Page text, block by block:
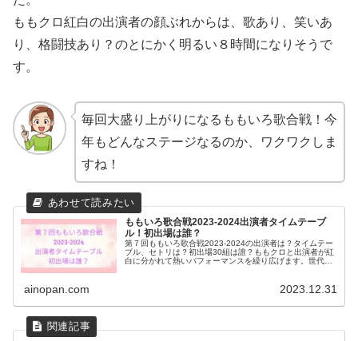
ももクロ紅白の出演者の顔ぶれからは、歌あり、笑いあ
り、格闘技あり？のとにかく明るい８時間になりそうで
す。
毎回大盛り上がりになるももいろ歌合戦！今
年もどんなステージなるのか、ワクワクしま
すね！
ももいろ歌合戦2023-2024出演者タイムテーブ
ル！初出場は誰？
第７回ももいろ歌合戦2023-2024の出演者は？タイムテー
ブル、セトリは？初出場30組は誰？ももクロと出演者が紅
白に分かれて熱いパフォーマンスを繰り広げます。世代も
ainopan.com 2023.12.31